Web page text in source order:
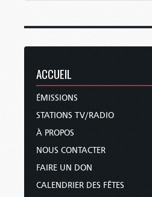
ACCUEIL
ÉMISSIONS
STATIONS TV/RADIO
À PROPOS
NOUS CONTACTER
FAIRE UN DON
CALENDRIER DES FÊTES